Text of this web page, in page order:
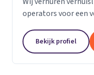
operators voor een
Bekijk profiel